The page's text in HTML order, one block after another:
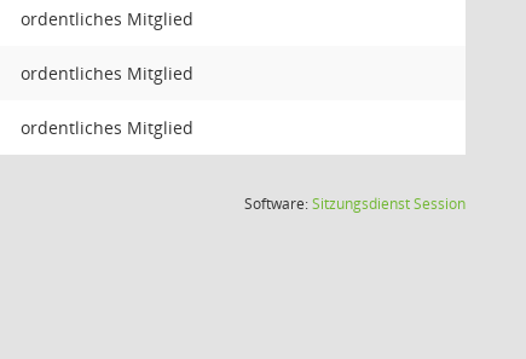
ordentliches Mitglied
ordentliches Mitglied
ordentliches Mitglied
Software:SitzungsdienstSession(Wird in